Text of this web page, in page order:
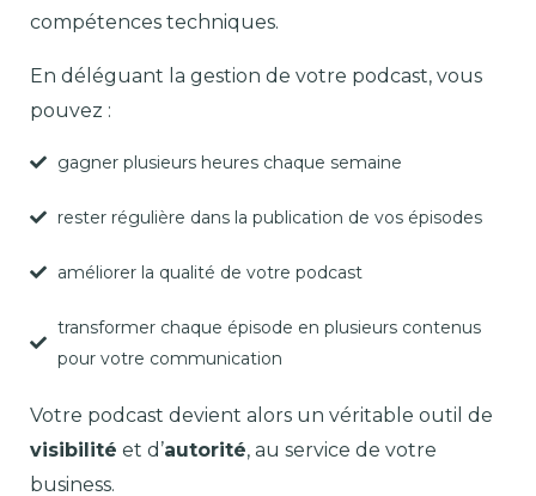
compétences techniques.
En déléguant la gestion de votre podcast, vous
pouvez :
gagner plusieurs heures chaque semaine
rester régulière dans la publication de vos épisodes
améliorer la qualité de votre podcast
transformer chaque épisode en plusieurs contenus
pour votre communication
Votre podcast devient alors un véritable outil de
visibilité et d’autorité, au service de votre
business.